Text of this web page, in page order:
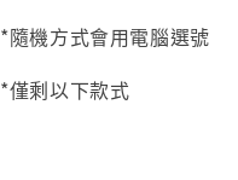
*隨機方式會用電腦選號
*僅剩以下款式